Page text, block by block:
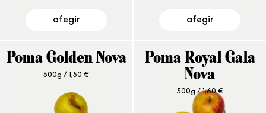
afegir afegir
Poma Golden Nova
500g /1,50 €
Poma Royal Gala
Nova
500g /1,60€